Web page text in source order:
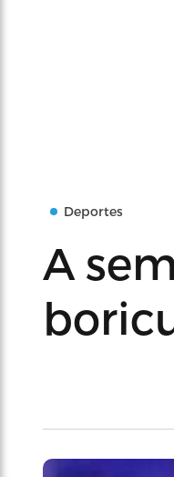
Deportes
A